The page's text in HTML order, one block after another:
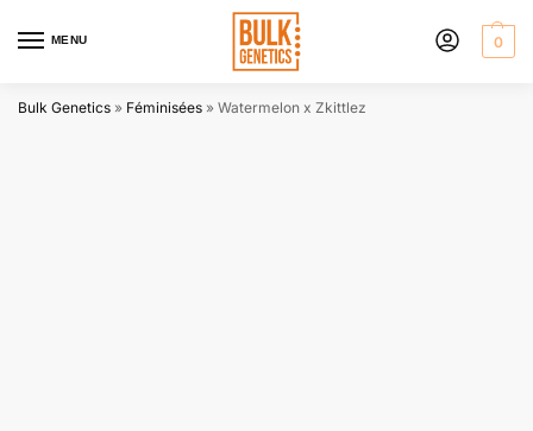
MENU 0
Bulk Genetics » Féminisées » Watermelon x Zkittlez